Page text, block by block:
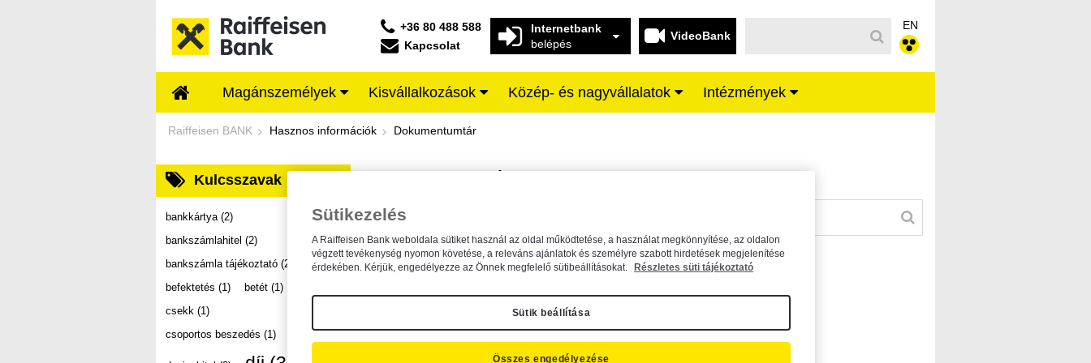
+36 80 488 588
Kapcsolat
Internetbank
belépés
VideoBank
EN
Magánszemélyek Kisvállalkozások Közép- és nagyvállalatok Intézmények
Dokumentumtár - Raiffeisen BANK
Raiffeisen BANK Hasznos információk Dokumentumtár
Kulcsszavak
bankkártya (2)
bankszámlahitel (2)
bankszámla tájékoztató (2)
befektetés (1) betét (1)
csekk (1)
csoportos beszedés (1)
A dokumentum kereséséhez kérjük, írja be a keresőszót a mezőbe.
Sütikezelés
A Raiffeisen Bank weboldala sütiket használ az oldal működtetése, a használat megkönnyítése, az oldalon
végzett tevékenység nyomon követése, a releváns ajánlatok és személyre szabott hirdetések megjelenítése
érdekében. Kérjük, engedélyezze az Önnek megfelelő sütibeállításokat.
Részletes süti tájékoztató
Sütik beállítása
Összes engedélyezése